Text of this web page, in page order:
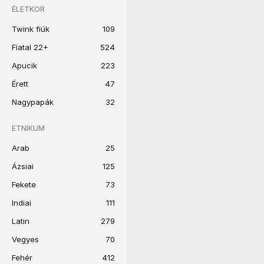
ÉLETKOR
Twink fiúk
109
Fiatal 22+
524
Apucik
223
Érett
47
Nagypapák
32
ETNIKUM
Arab
25
Ázsiai
125
Fekete
73
Indiai
111
Latin
279
Vegyes
70
Fehér
412